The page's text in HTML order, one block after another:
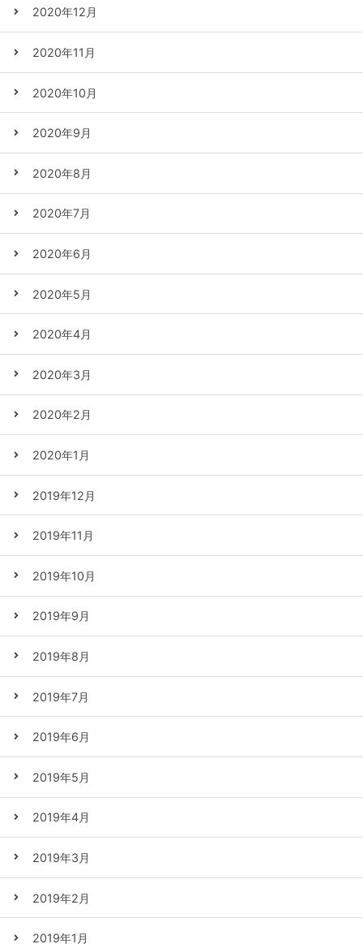
2020年12月
2020年11月
2020年10月
2020年9月
2020年8月
2020年7月
2020年6月
2020年5月
2020年4月
2020年3月
2020年2月
2020年1月
2019年12月
2019年11月
2019年10月
2019年9月
2019年8月
2019年7月
2019年6月
2019年5月
2019年4月
2019年3月
2019年2月
2019年1月